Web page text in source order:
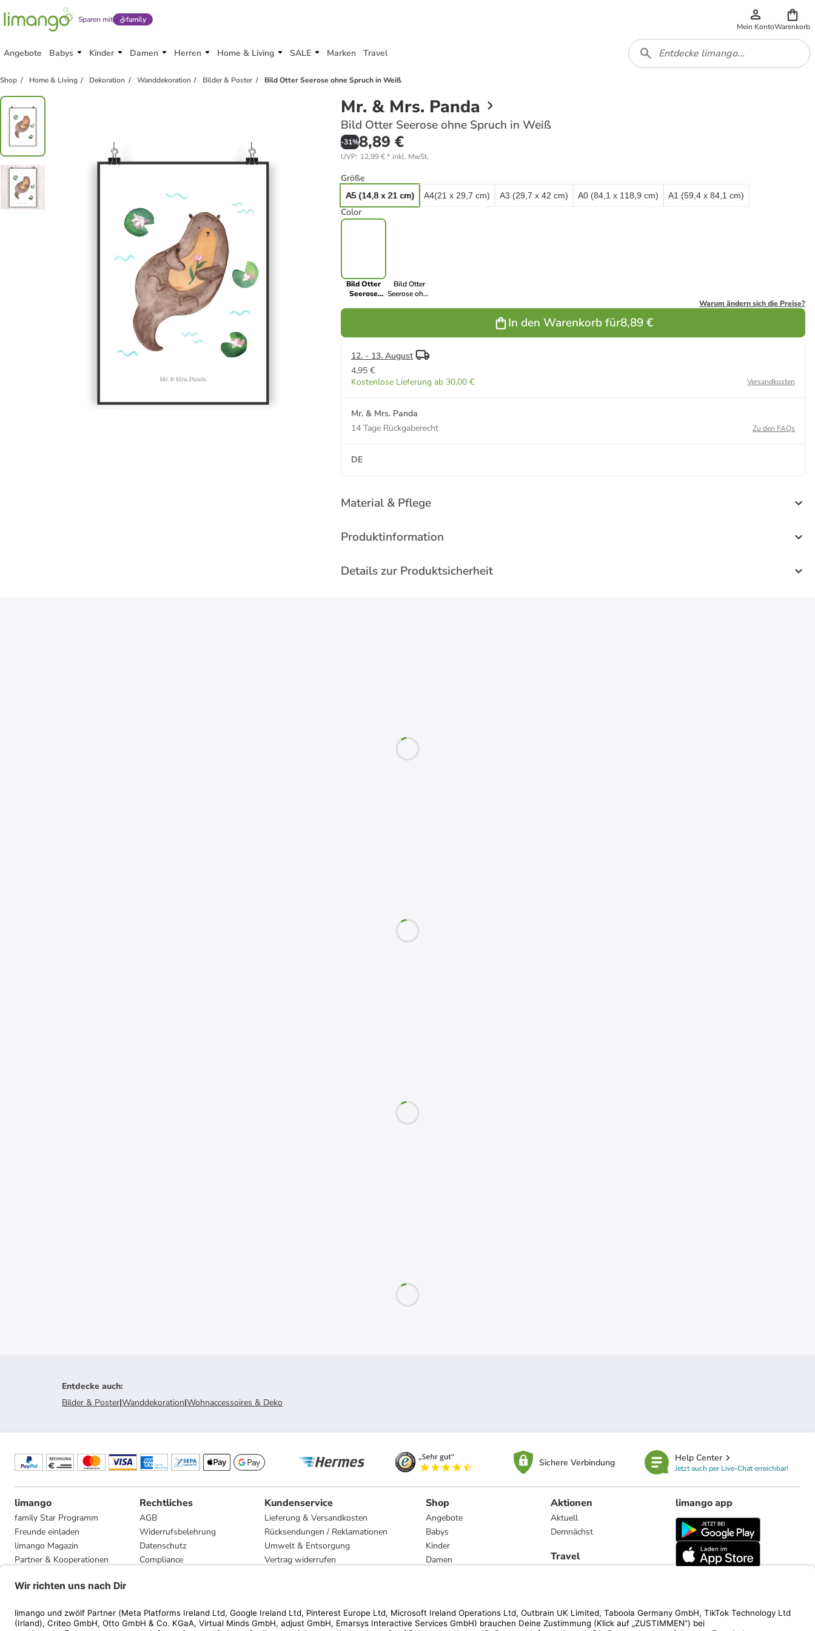
Sparen mit family
Mein KontoWarenkorb
Angebote Babys Kinder Damen Herren Home & Living SALE Marken Travel
Shop Home & Living Dekoration Wanddekoration Bilder & Poster Bild Otter Seerose ohne Spruch in Weiß
Mr. & Mrs. Panda
Bild Otter Seerose ohne Spruch in Weiß
-31%8,89 €
UVP: 12,99 €* inkl. MwSt.
Größe
A5 (14,8 x 21 cm) A4(21 x 29,7 cm) A3 (29,7 x 42 cm) A0 (84,1 x 118,9 cm) A1 (59,4 x 84,1 cm)
Color
Bild Otter
Seerose
Bild Otter
Seerose ohne
Warum ändern sich die Preise?
In den Warenkorb für8,89 €
12. - 13. August
4,95 €
Kostenlose Lieferung ab 30,00 €
Versandkosten
Mr. & Mrs. Panda
14 Tage Rückgaberecht
Zu den FAQs
DE
Material & Pflege
Produktinformation
Details zur Produktsicherheit
Entdecke auch:
Bilder & Poster|Wanddekoration|Wohnaccessoires & Deko
Sichere Verbindung Help Center
Jetzt auch per Live-Chat erreichbar!
limango
family Star Programm
Freunde einladen
limango Magazin
Partner & Kooperationen
Presse
Rechtliches
AGB
Widerrufsbelehrung
Datenschutz
Compliance
Kundenservice
Lieferung & Versandkosten
Rücksendungen / Reklamationen
Umwelt & Entsorgung
Vertrag widerrufen
Shop
Angebote
Babys
Kinder
Damen
Marken
Aktionen
Aktuell
Demnächst
Travel
limango app